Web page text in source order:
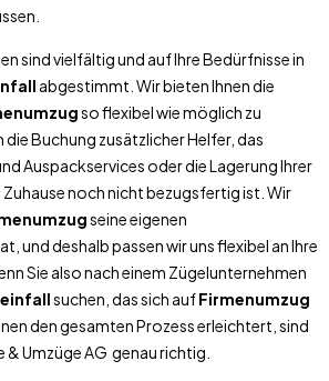
sind vielfältig und auf Ihre Bedürfnisse in
abgestimmt. Wir bieten Ihnen die
so flexibel wie möglich zu
Buchung zusätzlicher Helfer, das
Auspackservices oder die Lagerung Ihrer
Zuhause noch nicht bezugsfertig ist. Wir
seine eigenen
und deshalb passen wir uns flexibel an Ihre
Sie also nach einem Zügelunternehmen
suchen, das sich aufFirmenumzug
den gesamten Prozess erleichtert, sind
& Umzüge AG genau richtig.